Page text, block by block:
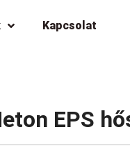
Kapcsolat
EPS